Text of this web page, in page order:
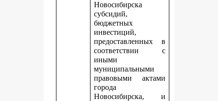
Новосибирска
субсидий,
бюджетных
инвестиций,
предоставленных в
соответствии с
иными
муниципальными
правовыми актами
города
Новосибирска, и